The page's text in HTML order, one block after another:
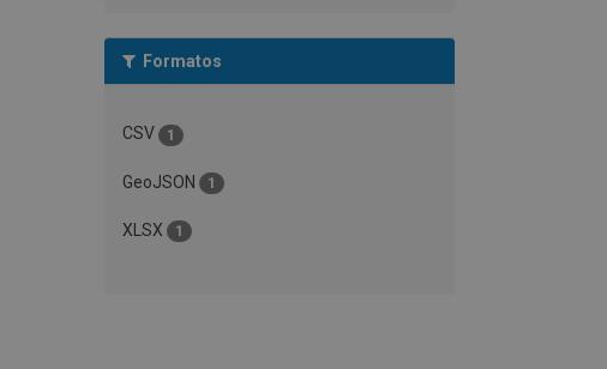
Formatos
CSV 1
GeoJSON 1
XLSX 1